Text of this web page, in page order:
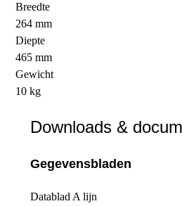
Breedte
264 mm
Diepte
465 mm
Gewicht
10 kg
Downloads &
Gegevensbladen
Datablad A lijn